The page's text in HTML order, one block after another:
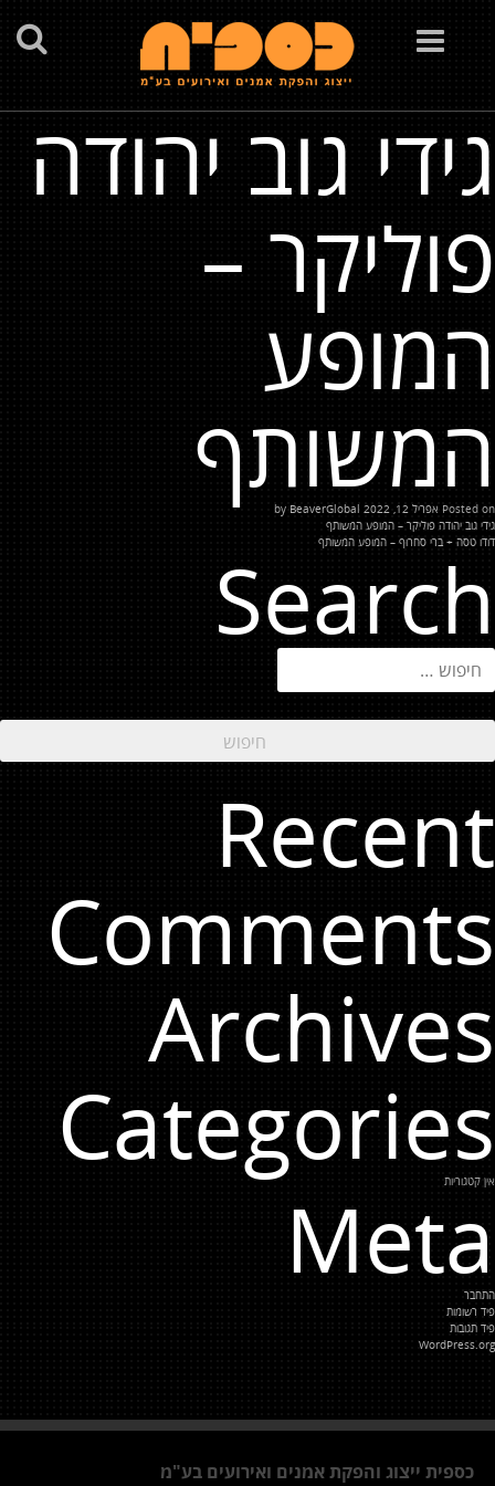
Toggle
navigation
גידי גוב יהודה
פוליקר –
המופע
המשותף
Posted on אפריל 12, 2022 BeaverGlobal
ניווט
גידי גוב יהודה פוליקר – המופע המשותף
דודו טסה + ברי סחרוף – המופע המשותף
Search
חיפוש:
Recent
Comments
Archives
Categories
אין קטגוריות
Meta
התחבר
פיד רשומות
פיד תגובות
WordPress.org
כספית ייצוג והפקת אמנים ואירועים בע"מ